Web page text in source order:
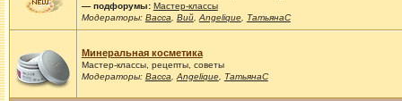
— подфорумы: Мастер-классы
Модераторы: Васса Вий, Angelique, ТатьянаС
Минеральная косметика
Мастер-классы, рецепты, советы
Модераторы: Васса Angelique, ТатьянаС